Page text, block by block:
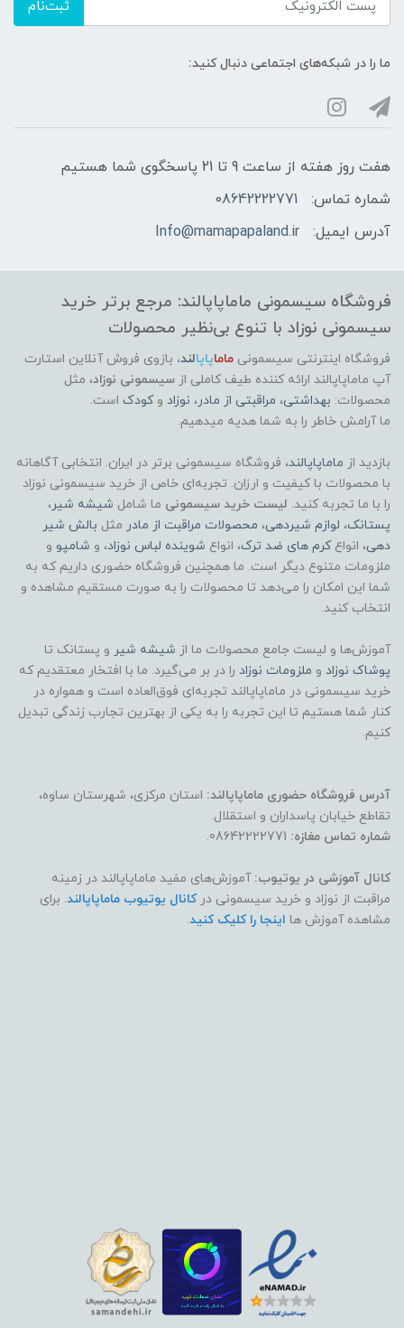
ثبت‌نام
ما را در شبکه‌های اجتماعی دنبال کنید:
هفت روز هفته از ساعت 9 تا 21 پاسخگوی شما هستیم
شماره تماس:
08642222771
آدرس ایمیل:
Info@mamapapaland.ir
فروشگاه سیسمونی ماماپاپالند: مرجع برتر خرید
سیسمونی نوزاد با تنوع بی‌نظیر محصولات
فروشگاه اینترنتی سیسمونی ماماپاپالند، بازوی فروش آنلاین استارت
آپ ماماپاپالند ارائه کننده طیف کاملی از سیسمونی نوزاد، مثل
محصولات: بهداشتی، مراقبتی از مادر، نوزاد وکودک است.
ما آرامش خاطر را به شما هدیه میدهیم.
بازدید از ماماپاپالند، فروشگاه سیسمونی برتر در ایران. انتخابی آگاهانه
با محصولات با کیفیت و ارزان. تجربه‌ای خاص از خرید سیسمونی نوزاد
را با ما تجربه کنید. لیست خرید سیسمونی ما شامل شیشه شیر،
پستانک، لوازم شیردهی، محصولات مراقبت از مادر مثل بالش شیر
دهی، انواعکرم های ضد ترک، انواع شوینده لباس نوزاد، و شامپو و
ملزومات متنوع دیگر است. ما همچنین فروشگاه حضوری داریم که به
شما این امکان را می‌دهد تا محصولات را به صورت مستقیم مشاهده و
انتخاب کنید.
آموزش‌ها و لیست جامع محصولات ما از شیشه شیر و پستانک تا
پوشاک نوزاد و ملزومات نوزاد را در بر می‌گیرد. ما با افتخار معتقدیم که
خرید سیسمونی در ماماپاپالند تجربه‌ای فوق‌العاده است و همواره در
کنار شما هستیم تا این تجربه را به یکی از بهترین تجارب زندگی تبدیل
کنیم.
آدرس فروشگاه حضوری ماماپاپالند: استان مرکزی، شهرستان ساوه،
تقاطع خیابان پاسداران و استقلال.
شماره تماس مغازه:
کانال آموزشی در یوتیوب: آموزش‌های مفید ماماپاپالند در زمینه
مراقبت از نوزاد و خرید سیسمونی درکانال یوتیوب ماماپاپالند. برای
مشاهده آموزش ها اینجا را کلیک کنید.